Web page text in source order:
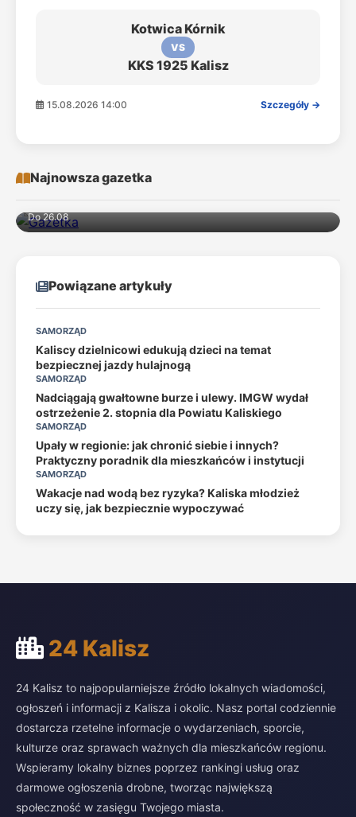
Kotwica Kórnik
VS
KKS 1925 Kalisz
15.08.2026 14:00 Szczegóły →
Najnowsza gazetka
Do 26.08
Powiązane artykuły
SAMORZĄD
Kaliscy dzielnicowi edukują dzieci na temat
bezpiecznej jazdy hulajnogą
SAMORZĄD
Nadciągają gwałtowne burze i ulewy. IMGW wydał
ostrzeżenie 2. stopnia dla Powiatu Kaliskiego
SAMORZĄD
Upały w regionie: jak chronić siebie i innych?
Praktyczny poradnik dla mieszkańców i instytucji
SAMORZĄD
Wakacje nad wodą bez ryzyka? Kaliska młodzież
uczy się, jak bezpiecznie wypoczywać
24 Kalisz
24 Kalisz to najpopularniejsze źródło lokalnych wiadomości,
ogłoszeń i informacji z Kalisza i okolic. Nasz portal codziennie
dostarcza rzetelne informacje o wydarzeniach, sporcie,
kulturze oraz sprawach ważnych dla mieszkańców regionu.
Wspieramy lokalny biznes poprzez rankingi usług oraz
darmowe ogłoszenia drobne, tworząc największą
społeczność w zasięgu Twojego miasta.